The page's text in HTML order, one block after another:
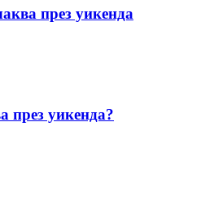
през уикенда
през уикенда?